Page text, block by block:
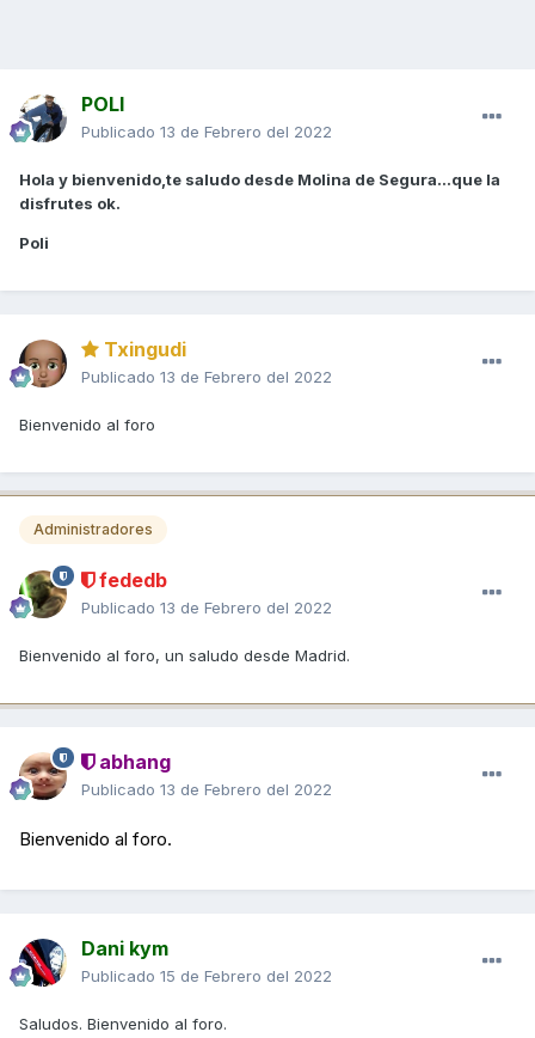
POLI
Publicado 13 de Febrero del 2022
Hola y bienvenido,te saludo desde Molina de Segura...que la
disfrutes ok.
Poli
Txingudi
Publicado 13 de Febrero del 2022
Bienvenido al foro
Administradores
fededb
Publicado 13 de Febrero del 2022
Bienvenido al foro, un saludo desde Madrid.
abhang
Publicado 13 de Febrero del 2022
Bienvenido al foro.
Dani kym
Publicado 15 de Febrero del 2022
Saludos. Bienvenido al foro.